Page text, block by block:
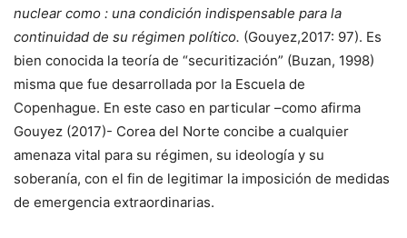
nuclear como : una condición indispensable para la
continuidad de su régimen político. (Gouyez,2017: 97). Es
bien conocida la teoría de “securitización” (Buzan, 1998)
misma que fue desarrollada por la Escuela de
Copenhague. En este caso en particular –como afirma
Gouyez (2017)- Corea del Norte concibe a cualquier
amenaza vital para su régimen, su ideología y su
soberanía, con el fin de legitimar la imposición de medidas
de emergencia extraordinarias.